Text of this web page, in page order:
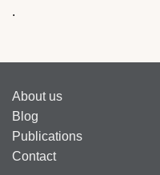
.
About us
Blog
Publications
Contact